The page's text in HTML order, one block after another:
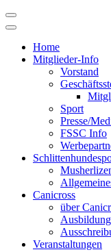
Skip
to
Home
Mitglieder-Info
Vorstand
Sport
Presse/
FSSC Info
Canicross
über
Ausbildung
Veranstaltungen